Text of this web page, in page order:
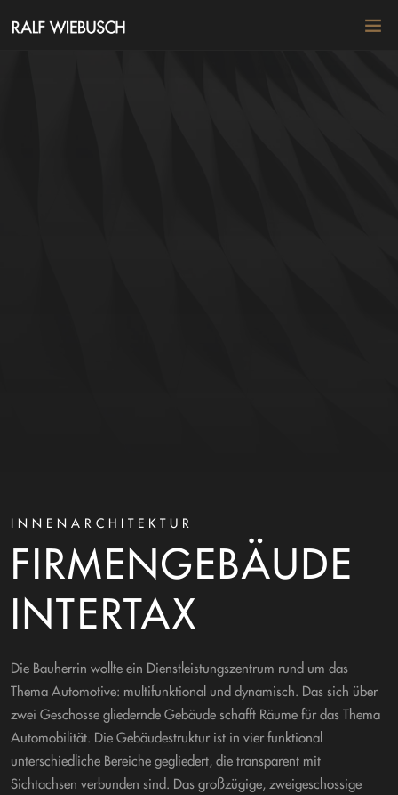
INNENARCHITEKTUR
FIRMENGEBÄUDE
INTERTAX
Die Bauherrin wollte ein Dienstleistungszentrum rund um das
Thema Automotive: multifunktional und dynamisch. Das sich über
zwei Geschosse gliedernde Gebäude schafft Räume für das Thema
Automobilität. Die Gebäudestruktur ist in vier funktional
unterschiedliche Bereiche gegliedert, die transparent mit
Sichtachsen verbunden sind. Das großzügige, zweigeschossige